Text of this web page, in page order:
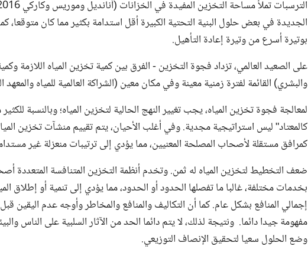
الجديدة في بعض حلول البنية التحتية الكبيرة أقل استدامة بكثير مما كان متوقعا، كما
بوتيرة أسرع من وتيرة إعادة التأهيل.
على الصعيد العالمي، تزداد فجوة التخزين - الفرق بين كمية تخزين المياه اللازمة
والبشري) القائمة لفترة زمنية معينة وفي مكان معين (الشراكة العالمية للمياه والمعهد الدولي
لمعالجة فجوة تخزين المياه، يجب تغيير النهج الحالية لتخزين المياه؛ وبالنسبة
كالمعتاد" ليس استراتيجية مجدية. وفي أغلب الأحيان، يتم تقييم منشآت تخزين
كمرافق مستقلة لأصحاب المصلحة المعنيين، مما يؤدي إلى ترتيبات منعزلة غير
ضعف التخطيط لتخزين المياه له ثمن. وتخدم أنظمة التخزين المتنافسة المتعددة
بخدمات مختلفة، غالبا ما تفصلها الحدود أو الحدود، مما يؤدي إلى تنمية أو
إجمالي المنافع بشكل عام. كما أن التكاليف والمنافع والمخاطر وأوجه عدم اليقين
مفهومة جيدا دائما. ونتيجة لذلك، لا يتم دائما الحد من الآثار السلبية على الناس
وضع الحلول سعيا لتحقيق الإنصاف التوزيعي.